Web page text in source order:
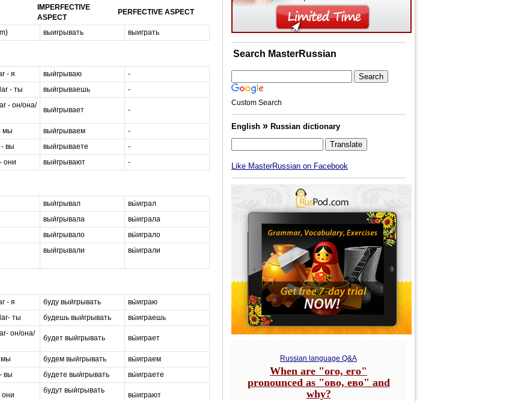
IMPERFECTIVE
ASPECT
PERFECTIVE ASPECT
выигрывать выиграть
- я выи́грываю
-
- ты
выи́грываешь
-
- он/она/
выи́грывает -
мы выи́грываем
-
вы
выи́грываете
-
они
выи́грывают -
выи́грывал
вы́играл
выи́грывала
вы́играла
выи́грывало
вы́играло
выи́грывали вы́играли
- я буду выи́грывать вы́играюm
ты
будешь выи́грывать вы́играешьa
он/она/
будет выи́грывать вы́играетs
мы будем выи́грывать вы́играемt
вы
будете выи́грывать вы́играете
они
будут выи́грывать
вы́играютr
Search MasterRussian
Custom Search
English » Russian dictionary
Like MasterRussian on Facebook
Russian language Q&A
When are "ого, его"
pronounced as "ово, ево" and
why?